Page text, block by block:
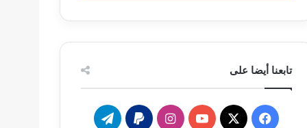
تابعنا أيضا على
فيسبوك
‫X
‫YouTubeانستقرام
‏Paypal تيلقرام